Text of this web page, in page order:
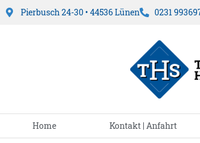
Pierbusch 24-30 • 44536 Lünen 0231
Home Kontakt | Anfahrt